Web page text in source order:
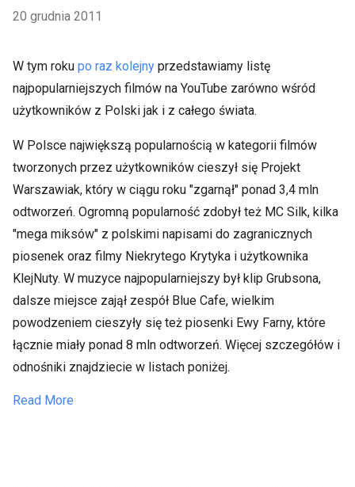
20 grudnia 2011
W tym roku po raz kolejny przedstawiamy listę
najpopularniejszych filmów na YouTube zarówno wśród
użytkowników z Polski jak i z całego świata.
W Polsce największą popularnością w kategorii filmów
tworzonych przez użytkowników cieszył się Projekt
Warszawiak, który w ciągu roku "zgarnął" ponad 3,4 mln
odtworzeń. Ogromną popularność zdobył też MC Silk, kilka
"mega miksów" z polskimi napisami do zagranicznych
piosenek oraz filmy Niekrytego Krytyka i użytkownika
KlejNuty. W muzyce najpopularniejszy był klip Grubsona,
dalsze miejsce zajął zespół Blue Cafe, wielkim
powodzeniem cieszyły się też piosenki Ewy Farny, które
łącznie miały ponad 8 mln odtworzeń. Więcej szczegółów i
odnośniki znajdziecie w listach poniżej.
Read More